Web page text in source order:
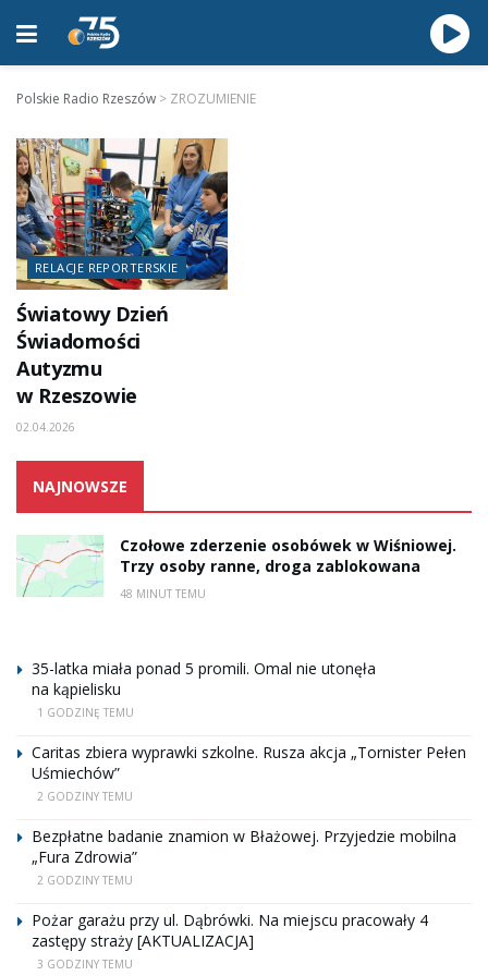
Polskie Radio Rzeszów > ZROZUMIENIE
RELACJE REPORTERSKIE
Światowy Dzień
Świadomości
Autyzmu
w Rzeszowie
02.04.2026
NAJNOWSZE
Czołowe zderzenie osobówek w Wiśniowej.
Trzy osoby ranne, droga zablokowana
48 MINUT TEMU
35-latka miała ponad 5 promili. Omal nie utonęła
na kąpielisku
1 GODZINĘ TEMU
Caritas zbiera wyprawki szkolne. Rusza akcja „Tornister Pełen
Uśmiechów”
2 GODZINY TEMU
Bezpłatne badanie znamion w Błażowej. Przyjedzie mobilna
„Fura Zdrowia”
2 GODZINY TEMU
Pożar garażu przy ul. Dąbrówki. Na miejscu pracowały 4
zastępy straży [AKTUALIZACJA]
3 GODZINY TEMU